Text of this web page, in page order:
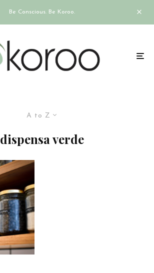
Be Conscious. Be Koroo.
A to Z
dispensa verde